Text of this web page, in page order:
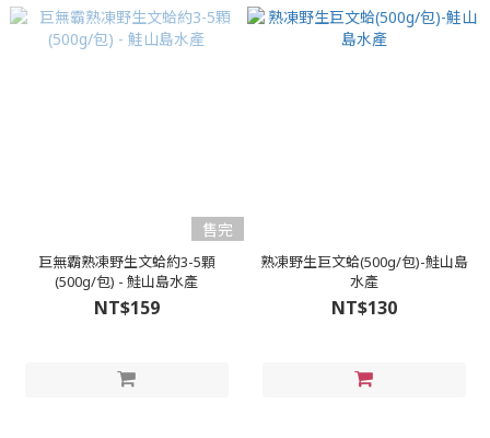
售完
巨無霸熟凍野生文蛤約3-5顆
(500g/包) - 鮭山島水產
NT$159
熟凍野生巨文蛤(500g/包)-鮭山島
水產
NT$130